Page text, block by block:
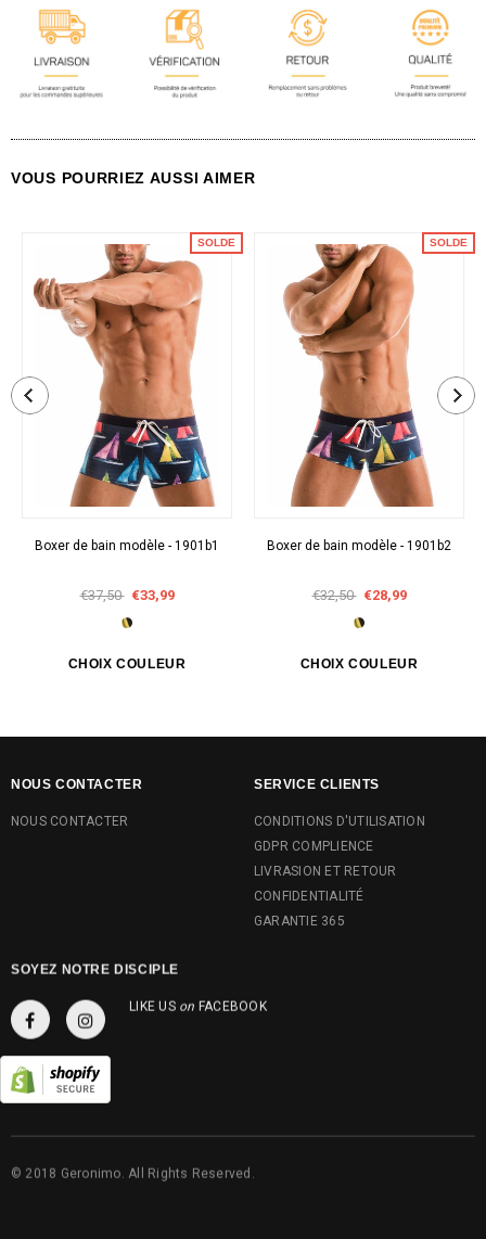
VOUS POURRIEZ AUSSI AIMER
SOLDE
Boxer de bain modèle - 1901b1
€37,50 €33,99
SOLDE
Boxer de bain modèle - 1901b2
€32,50 €28,99
NOUS CONTACTER
NOUS CONTACTER
SERVICE CLIENTS
CONDITIONS D'UTILISATION
GDPR COMPLIENCE
LIVRASION ET RETOUR
CONFIDENTIALITÉ
GARANTIE 365
SOYEZ NOTRE DISCIPLE
LIKE US FACEBOOK
© 2018 Geronimo. All Rights Reserved.